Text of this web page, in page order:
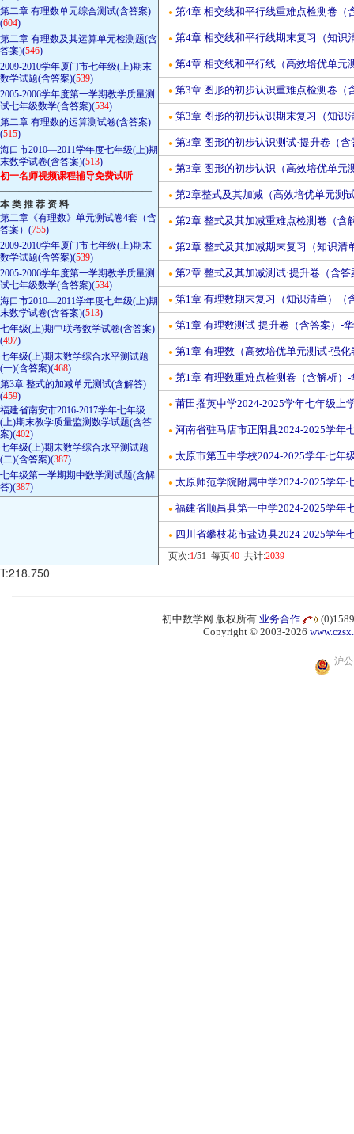
第二章 有理数单元综合测试(含答案)
(604)
第二章 有理数及其运算单元检测题(含
答案)(546)
2009-2010学年厦门市七年级(上)期末
数学试题(含答案)(539)
2005-2006学年度第一学期教学质量测
试七年级数学(含答案)(534)
第二章 有理数的运算测试卷(含答案)
(515)
海口市2010—2011学年度七年级(上)期
末数学试卷(含答案)(513)
初一名师视频课程辅导免费试听
————————————————
本 类 推 荐 资 料
第二章《有理数》单元测试卷4套（含
答案）(755)
2009-2010学年厦门市七年级(上)期末
数学试题(含答案)(539)
2005-2006学年度第一学期教学质量测
试七年级数学(含答案)(534)
海口市2010—2011学年度七年级(上)期
末数学试卷(含答案)(513)
七年级(上)期中联考数学试卷(含答案)
(497)
七年级(上)期末数学综合水平测试题
(一)(含答案)(468)
第3章 整式的加减单元测试(含解答)
(459)
福建省南安市2016-2017学年七年级
(上)期末教学质量监测数学试题(含答
案)(402)
七年级(上)期末数学综合水平测试题
(二)(含答案)(387)
七年级第一学期期中数学测试题(含解
答)(387)
● 第4章 相交线和平行线重难点检测卷（
● 第4章 相交线和平行线期末复习（知识
● 第4章 相交线和平行线（高效培优单元
● 第3章 图形的初步认识重难点检测卷（
● 第3章 图形的初步认识期末复习（知识
● 第3章 图形的初步认识测试·提升卷（
● 第3章 图形的初步认识（高效培优单元
● 第2章整式及其加减（高效培优单元测
● 第2章 整式及其加减重难点检测卷（含
● 第2章 整式及其加减期末复习（知识清
● 第2章 整式及其加减测试·提升卷（含
● 第1章 有理数期末复习（知识清单）（
● 第1章 有理数测试·提升卷（含答案）-
● 第1章 有理数（高效培优单元测试·强
● 第1章 有理数重难点检测卷（含解析）
● 莆田擢英中学2024-2025学年七年级上
● 河南省驻马店市正阳县2024-2025学年
● 太原市第五中学校2024-2025学年七年
● 太原师范学院附属中学2024-2025学年
● 福建省顺昌县第一中学2024-2025学年
● 四川省攀枝花市盐边县2024-2025学年
页次:1/51 每页40 共计:2039
T:218.750
初中数学网 版权所有 业务合作
Copyright © 2003-2026
沪公